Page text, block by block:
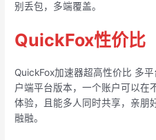
别丢包，多端覆盖。
QuickFox性价比
QuickFox加速器超高性价比 多
户端平台版本，一个账户可以在
体验，且能多人同时共享，亲朋
融融。